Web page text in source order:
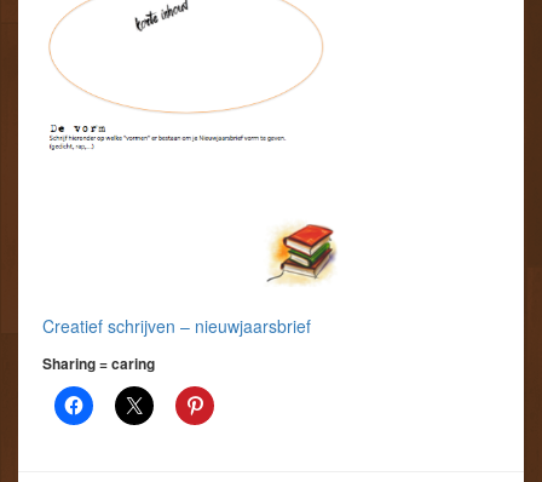
Creatief schrijven – nieuwjaarsbrief
Sharing = caring